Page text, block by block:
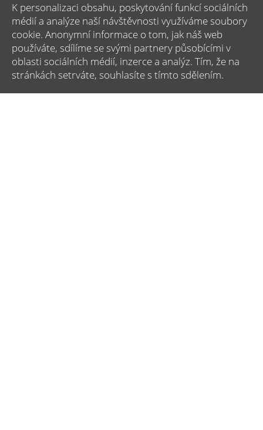
K personalizaci obsahu, poskytování funkcí sociálních
médií a analýze naší návštěvnosti využíváme soubory
cookie. Anonymní informace o tom, jak náš web
používáte, sdílíme se svými partnery působícími v
oblasti sociálních médií, inzerce a analýz. Tím, že na
stránkách setrváte, souhlasíte s tímto sdělením.